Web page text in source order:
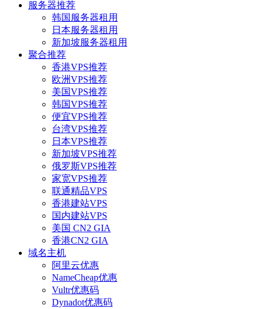
服务器推荐
韩国服务器租用
日本服务器租用
新加坡服务器租用
聚合推荐
香港VPS推荐
欧洲VPS推荐
美国VPS推荐
韩国VPS推荐
便宜VPS推荐
台湾VPS推荐
日本VPS推荐
新加坡VPS推荐
俄罗斯VPS推荐
家宽VPS推荐
联通精品VPS
香港建站VPS
国内建站VPS
美国 CN2 GIA
香港CN2 GIA
域名主机
阿里云优惠
NameCheap优惠
Vultr优惠码
Dynadot优惠码